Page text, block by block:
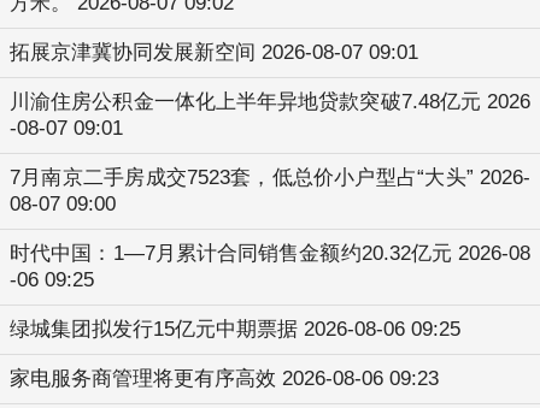
拓展京津冀协同发展新空间 2026-08-07 09:01
川渝住房公积金一体化上半年异地贷款突破7.48亿元 2026
-08-07 09:01
7月南京二手房成交7523套，低总价小户型占“大头” 2026-
08-07 09:00
时代中国：1—7月累计合同销售金额约20.32亿元 2026-08
-06 09:25
绿城集团拟发行15亿元中期票据 2026-08-06 09:25
家电服务商管理将更有序高效 2026-08-06 09:23